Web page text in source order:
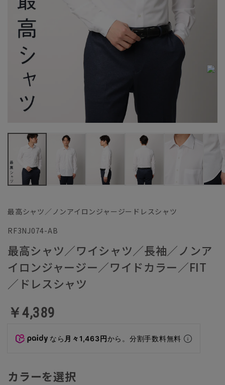
最高シャツ／ノンアイロンジャージードレスシャツ
RF3NJ074-AB
最高シャツ／ワイシャツ／長袖／ノンア
イロンジャージー／ワイドカラー／FIT
／ドレスシャツ
￥4,389
なら 月々1,463円から。分割手数料無料
カラーを選択